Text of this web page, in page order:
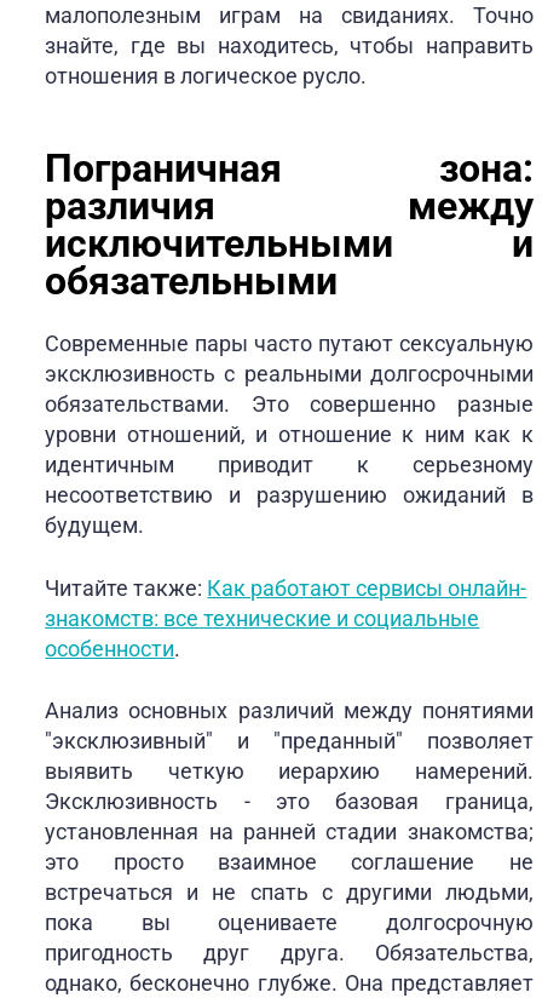
малополезным играм на свиданиях. Точно
знайте, где вы находитесь, чтобы направить
отношения в логическое русло.
Пограничная зона:
различия между
исключительными и
обязательными
Современные пары часто путают сексуальную
эксклюзивность с реальными долгосрочными
обязательствами. Это совершенно разные
уровни отношений, и отношение к ним как к
идентичным приводит к серьезному
несоответствию и разрушению ожиданий в
будущем.
Читайте также: Как работают сервисы онлайн-
знакомств: все технические и социальные
особенности.
Анализ основных различий между понятиями
"эксклюзивный" и "преданный" позволяет
выявить четкую иерархию намерений.
Эксклюзивность - это базовая граница,
установленная на ранней стадии знакомства;
это просто взаимное соглашение не
встречаться и не спать с другими людьми,
пока вы оцениваете долгосрочную
пригодность друг друга. Обязательства,
однако, бесконечно глубже. Она представляет